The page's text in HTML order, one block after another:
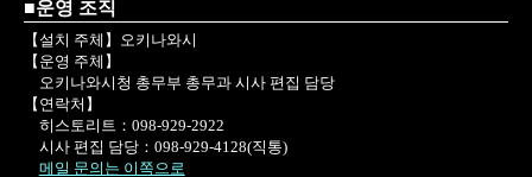
■운영 조직
【설치 주체】오키나와시
【운영 주체】
오키나와시청 총무부 총무과 시사 편집 담당
【연락처】
히스토리트：098-929-2922
시사 편집 담당：098-929-4128(직통)
메일 문의는 이쪽으로